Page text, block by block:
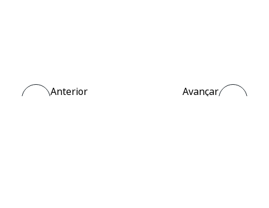
Anterior
Avançar